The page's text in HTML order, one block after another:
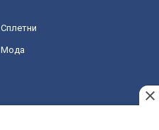
Сплетни
Мода